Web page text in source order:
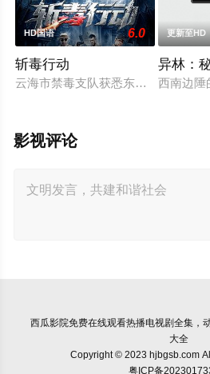
HD国语 6.0
斩毒行动
云海市禁毒支队获悉东南亚毒王廖
更新至HD
异林：
西南边陲
影视评论
西瓜影院免费在线观看热播电视剧全集，
大全
Copyright © 2023 hjbgsb.com
粤ICP备